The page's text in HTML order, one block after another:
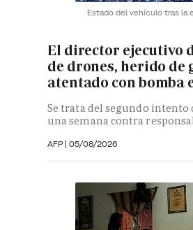
Estado del vehículo tras la
El director ejecutivo
de drones, herido de
atentado con bomba
Se trata del segundo intento
una semana contra
AFP | 05/08/2026